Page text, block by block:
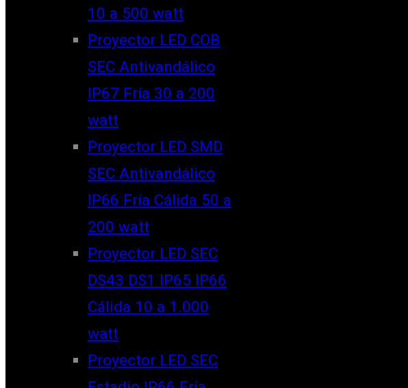
10 a 500 watt
Proyector LED COB
SEC Antivandálico
IP67 Fría 30 a 200
watt
Proyector LED SMD
SEC Antivandálico
IP66 Fría Cálida 50 a
200 watt
Proyector LED SEC
DS43 DS1 IP65 IP66
Cálida 10 a 1.000
watt
Proyector LED SEC